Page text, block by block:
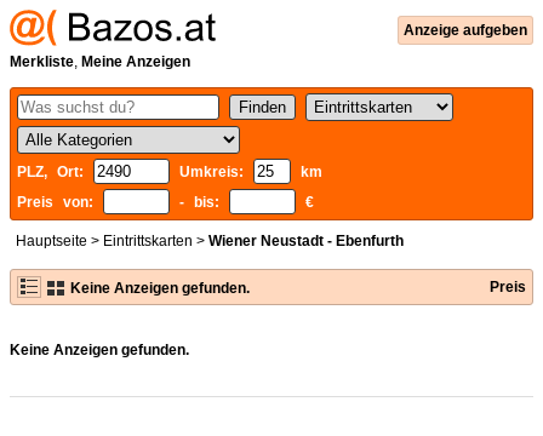
Anzeige aufgeben
Merkliste, Meine Anzeigen
PLZ, Ort: Umkreis:
km
Preis von:
- bis: €
Hauptseite > Eintrittskarten > Wiener Neustadt - Ebenfurth
Keine Anzeigen gefunden. Preis
Keine Anzeigen gefunden.